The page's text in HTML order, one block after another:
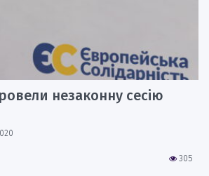
незаконну сесію
305